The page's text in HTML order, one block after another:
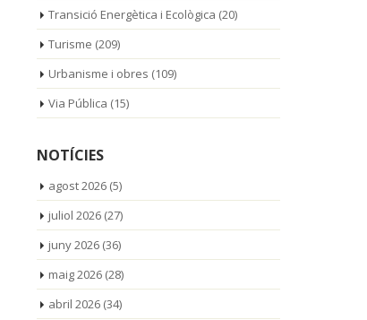
Transició Energètica i Ecològica (20)
Turisme (209)
Urbanisme i obres (109)
Via Pública (15)
NOTÍCIES
agost 2026(5)
juliol 2026(27)
juny 2026(36)
maig 2026(28)
abril 2026(34)